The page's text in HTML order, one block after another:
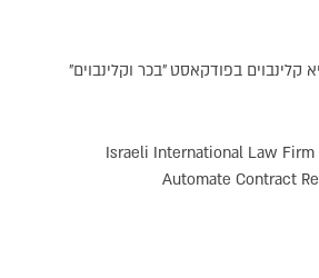
קלינבוים בפודקאסט "בכר וקלינבוים"
Israeli International Law
Automate Contract